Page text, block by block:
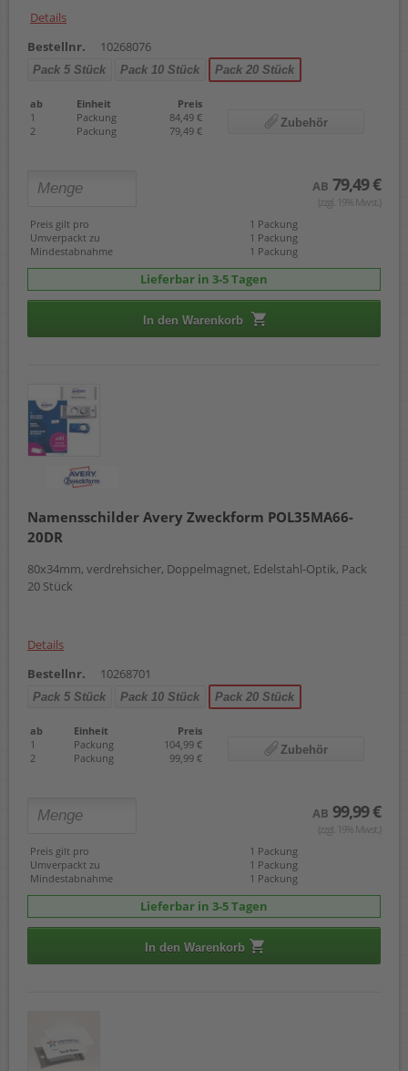
Details
Bestellnr.
10268076
Pack 5 Stück Pack 10 Stück Pack 20 Stück
ab Einheit
Preis
1
Packung
84,49 €
2
Packung 79,49 €
Zubehör
AB 79,49 €
(zzgl. 19% Mwst.)
Preis gilt pro
1 Packung
Umverpackt zu
1 Packung
Mindestabnahme
1 Packung
Lieferbar in 3-5 Tagen
In den Warenkorb
Namensschilder Avery Zweckform POL35MA66-
20DR
80x34mm, verdrehsicher, Doppelmagnet, Edelstahl-Optik, Pack
20 Stück
Details
Bestellnr.
10268701
Pack 5 Stück Pack 10 Stück Pack 20 Stück
ab Einheit
Preis
1
Packung
104,99 €
2
Packung 99,99 €
Zubehör
AB 99,99 €
(zzgl. 19% Mwst.)
Preis gilt pro
1 Packung
Umverpackt zu
1 Packung
Mindestabnahme
1 Packung
Lieferbar in 3-5 Tagen
In den Warenkorb